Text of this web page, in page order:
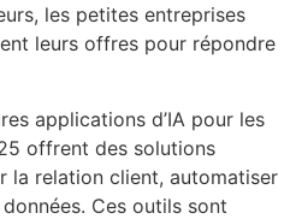
les petites entreprises
leurs offres pour répondre
applications d’IA pour les
offrent des solutions
la relation client, automatiser
Ces outils sont